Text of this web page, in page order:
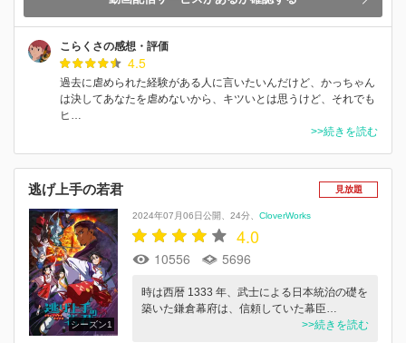
こらくさの感想・評価
4.5
過去に虐められた経験がある人に言いたいんだけど、かっちゃん
は決してあなたを虐めないから、キツいとは思うけど、それでも
ヒ…
>>続きを読む
逃げ上手の若君 見放題
シーズン1
2024年07月06日公開 24分 CloverWorks
4.0
10556 5696
時は西暦 1333 年、武士による日本統治の礎を
築いた鎌倉幕府は、信頼していた幕臣…
>>続きを読む